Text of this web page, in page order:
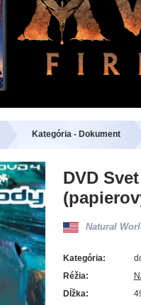
Kategória - Dokument
DVD
Natural
Kategória:
Réžia:
Dĺžka: